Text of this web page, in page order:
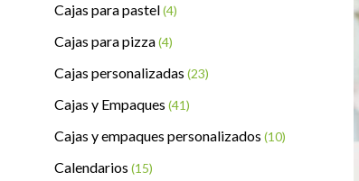
Cajas para pastel(4)
Cajas para pizza(4)
Cajas personalizadas (23)
Cajas y Empaques (41)
Cajas y empaques personalizados (10)
Calendarios (15)